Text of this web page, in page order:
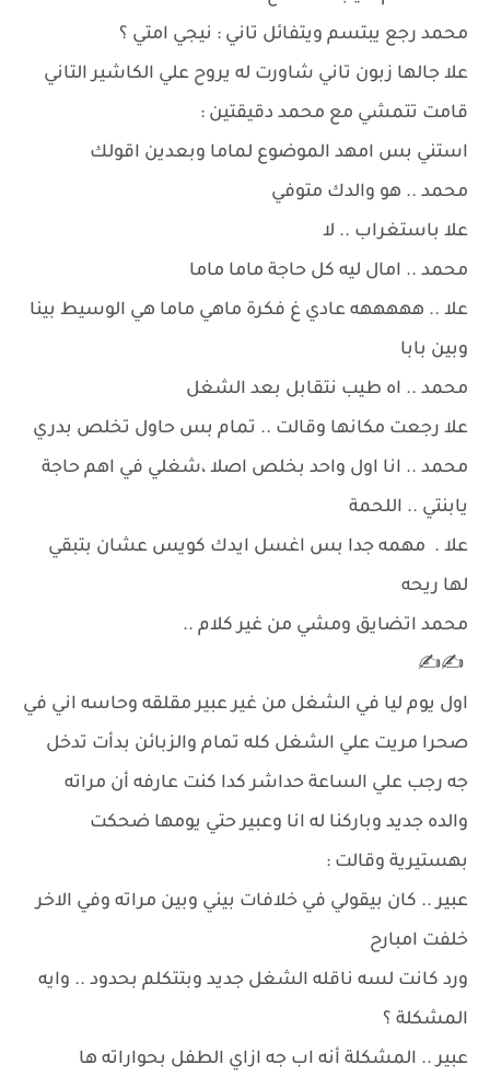
محمد رجع يبتسم ويتفائل تاني : نيجي امتي ؟
علا جالها زبون تاني شاورت له يروح علي الكاشير التاني
قامت تتمشي مع محمد دقيقتين :
استني بس امهد الموضوع لماما وبعدين اقولك
محمد .. هو والدك متوفي
علا باستغراب .. لا
محمد .. امال ليه كل حاجة ماما ماما
علا .. هههههه عادي غ فكرة ماهي ماما هي الوسيط بينا
وبين بابا
محمد .. اه طيب نتقابل بعد الشغل
علا رجعت مكانها وقالت .. تمام بس حاول تخلص بدري
محمد .. انا اول واحد بخلص اصلا ،شغلي في اهم حاجة
يابنتي .. اللحمة
علا . مهمه جدا بس اغسل ايدك كويس عشان بتبقي
لها ريحه
محمد اتضايق ومشي من غير كلام ..
✍️✍️
اول يوم ليا في الشغل من غير عبير مقلقه وحاسه اني في
صحرا مريت علي الشغل كله تمام والزبائن بدأت تدخل
جه رجب علي الساعة حداشر كدا كنت عارفه أن مراته
والده جديد وباركنا له انا وعبير حتي يومها ضحكت
بهستيرية وقالت :
عبير .. كان بيقولي في خلافات بيني وبين مراته وفي الاخر
خلفت امبارح
ورد كانت لسه ناقله الشغل جديد وبتتكلم بحدود .. وايه
المشكلة ؟
عبير .. المشكلة أنه اب جه ازاي الطفل بحواراته ها